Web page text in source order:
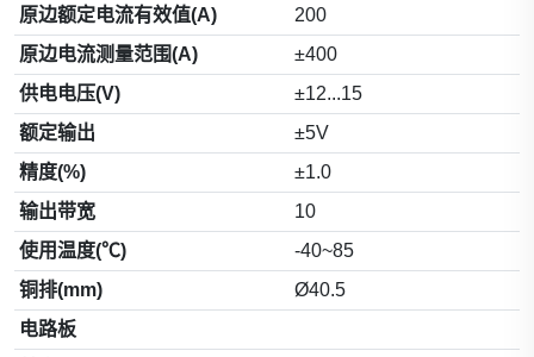
原边额定电流有效值(A)
200
原边电流测量范围(A)
±400
供电电压(V)
±12...15
额定输出
±5V
精度(%)
±1.0
输出带宽
10
使用温度(℃)
-40~85
铜排(mm)
Ø40.5
电路板